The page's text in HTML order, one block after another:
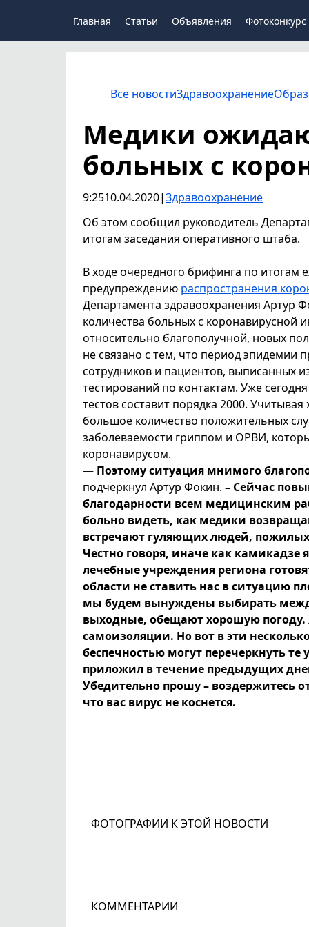
Главная Статьи Объявления Фотоконкурс
Все новостиЗдравоохранение
Медики
больных с
9:2510.04.2020|Здравоохранение
Об этом сообщил руководитель
итогам заседания оперативного штаба.
В ходе очередного брифинга по итогам
предупреждению распространения
Департамента здравоохранения Артур
количества больных с коронавирусной
относительно благополучной, новых
не связано с тем, что период эпидемии
сотрудников и пациентов, выписанных
тестирований по контактам. Уже
тестов составит порядка 2000.
большое количество положительных
заболеваемости гриппом и ОРВИ,
коронавирусом.
— Поэтому ситуация мнимого
подчеркнул Артур Фокин. – Сейчас
благодарности всем медицинским
больно видеть, как медики
встречают гуляющих людей,
Честно говоря, иначе как камикадзе
лечебные учреждения региона
области не ставить нас в ситуацию
мы будем вынуждены выбирать
выходные, обещают хорошую
самоизоляции. Но вот в эти
беспечностью могут перечеркнуть
приложил в течение предыдущих
Убедительно прошу – воздержитесь
что вас вирус не коснется.
ФОТОГРАФИИ К ЭТОЙ НОВОСТИ
КОММЕНТАРИИ